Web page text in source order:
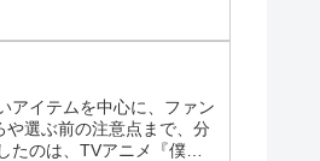
アイテムを中心に、ファン
選ぶ前の注意点まで、分
のは、TVアニメ『僕の